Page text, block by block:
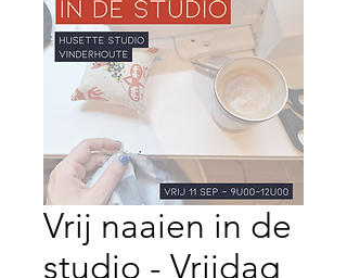
Vrij naaien in de
studio - Vrijdag